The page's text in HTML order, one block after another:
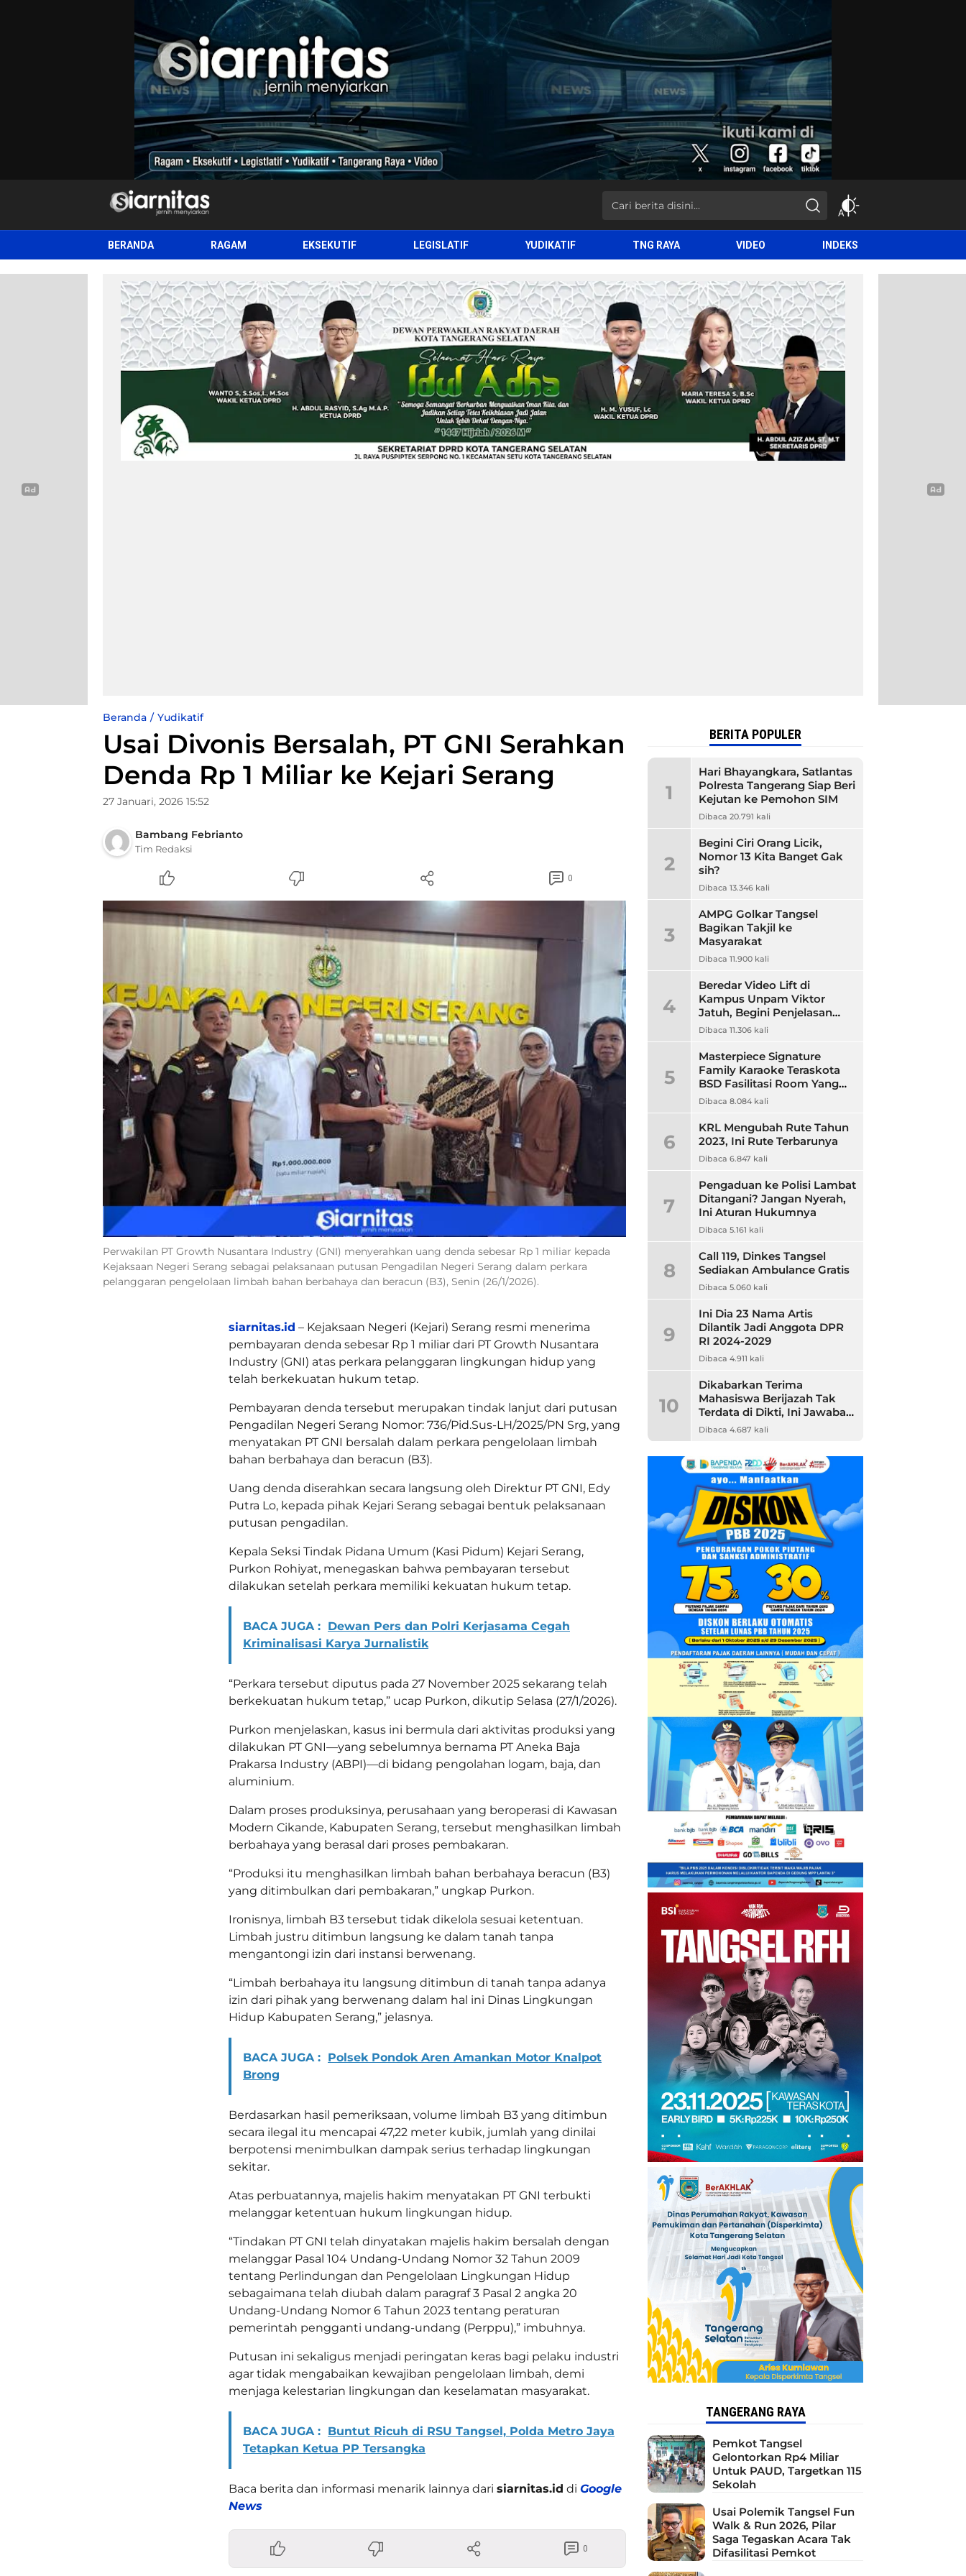
siarnitas
Jernih Menyiarkan
BERANDA RAGAM EKSEKUTIF LEGISLATIF YUDIKATIF TNG RAYA VIDEO INDEKS
Beranda Yudikatif
Usai Divonis Bersalah, PT GNI Serahkan
Denda Rp 1 Miliar ke Kejari Serang
27 Januari, 2026 15:52
Bambang Febrianto
Tim Redaksi
0
Perwakilan PT Growth Nusantara Industry (GNI) menyerahkan uang denda sebesar Rp 1 miliar kepada
Kejaksaan Negeri Serang sebagai pelaksanaan putusan Pengadilan Negeri Serang dalam perkara
pelanggaran pengelolaan limbah bahan berbahaya dan beracun (B3), Senin (26/1/2026).
siarnitas.id – Kejaksaan Negeri (Kejari) Serang resmi menerima
pembayaran denda sebesar Rp 1 miliar dari PT Growth Nusantara
Industry (GNI) atas perkara pelanggaran lingkungan hidup yang
telah berkekuatan hukum tetap.
Pembayaran denda tersebut merupakan tindak lanjut dari putusan
Pengadilan Negeri Serang Nomor: 736/Pid.Sus-LH/2025/PN Srg, yang
menyatakan PT GNI bersalah dalam perkara pengelolaan limbah
bahan berbahaya dan beracun (B3).
Uang denda diserahkan secara langsung oleh Direktur PT GNI, Edy
Putra Lo, kepada pihak Kejari Serang sebagai bentuk pelaksanaan
putusan pengadilan.
Kepala Seksi Tindak Pidana Umum (Kasi Pidum) Kejari Serang,
Purkon Rohiyat, menegaskan bahwa pembayaran tersebut
dilakukan setelah perkara memiliki kekuatan hukum tetap.
BACA JUGA : Dewan Pers dan Polri Kerjasama Cegah
Kriminalisasi Karya Jurnalistik
“Perkara tersebut diputus pada 27 November 2025 sekarang telah
berkekuatan hukum tetap,” ucap Purkon, dikutip Selasa (27/1/2026).
Purkon menjelaskan, kasus ini bermula dari aktivitas produksi yang
dilakukan PT GNI—yang sebelumnya bernama PT Aneka Baja
Prakarsa Industry (ABPI)—di bidang pengolahan logam, baja, dan
aluminium.
Dalam proses produksinya, perusahaan yang beroperasi di Kawasan
Modern Cikande, Kabupaten Serang, tersebut menghasilkan limbah
berbahaya yang berasal dari proses pembakaran.
“Produksi itu menghasilkan limbah bahan berbahaya beracun (B3)
yang ditimbulkan dari pembakaran,” ungkap Purkon.
Ironisnya, limbah B3 tersebut tidak dikelola sesuai ketentuan.
Limbah justru ditimbun langsung ke dalam tanah tanpa
mengantongi izin dari instansi berwenang.
“Limbah berbahaya itu langsung ditimbun di tanah tanpa adanya
izin dari pihak yang berwenang dalam hal ini Dinas Lingkungan
Hidup Kabupaten Serang,” jelasnya.
BACA JUGA : Polsek Pondok Aren Amankan Motor Knalpot
Brong
Berdasarkan hasil pemeriksaan, volume limbah B3 yang ditimbun
secara ilegal itu mencapai 47,22 meter kubik, jumlah yang dinilai
berpotensi menimbulkan dampak serius terhadap lingkungan
sekitar.
Atas perbuatannya, majelis hakim menyatakan PT GNI terbukti
melanggar ketentuan hukum lingkungan hidup.
“Tindakan PT GNI telah dinyatakan majelis hakim bersalah dengan
melanggar Pasal 104 Undang-Undang Nomor 32 Tahun 2009
tentang Perlindungan dan Pengelolaan Lingkungan Hidup
sebagaimana telah diubah dalam paragraf 3 Pasal 2 angka 20
Undang-Undang Nomor 6 Tahun 2023 tentang peraturan
pemerintah pengganti undang-undang (Perppu),” imbuhnya.
Putusan ini sekaligus menjadi peringatan keras bagi pelaku industri
agar tidak mengabaikan kewajiban pengelolaan limbah, demi
menjaga kelestarian lingkungan dan keselamatan masyarakat.
BACA JUGA : Buntut Ricuh di RSU Tangsel, Polda Metro Jaya
Tetapkan Ketua PP Tersangka
Baca berita dan informasi menarik lainnya dari siarnitas.id di Google
News
0
BERITA POPULER
1
Hari Bhayangkara, Satlantas
Polresta Tangerang Siap Beri
Kejutan ke Pemohon SIM
Dibaca 20.791 kali
2
Begini Ciri Orang Licik,
Nomor 13 Kita Banget Gak
sih?
Dibaca 13.346 kali
3
AMPG Golkar Tangsel
Bagikan Takjil ke
Masyarakat
Dibaca 11.900 kali
4
Beredar Video Lift di
Kampus Unpam Viktor
Jatuh, Begini Penjelasan
Rektor Unpam
Dibaca 11.306 kali
5
Masterpiece Signature
Family Karaoke Teraskota
BSD Fasilitasi Room Yang
Nyaman dan Harga
Dibaca 8.084 kali
6
KRL Mengubah Rute Tahun
2023, Ini Rute Terbarunya
Dibaca 6.847 kali
7
Pengaduan ke Polisi Lambat
Ditangani? Jangan Nyerah,
Ini Aturan Hukumnya
Dibaca 5.161 kali
8
Call 119, Dinkes Tangsel
Sediakan Ambulance Gratis
Dibaca 5.060 kali
9
Ini Dia 23 Nama Artis
Dilantik Jadi Anggota DPR
RI 2024-2029
Dibaca 4.911 kali
10
Dikabarkan Terima
Mahasiswa Berijazah Tak
Terdata di Dikti, Ini Jawaban
Unpam
Dibaca 4.687 kali
TANGERANG RAYA
Pemkot Tangsel
Gelontorkan Rp4 Miliar
Untuk PAUD, Targetkan 115
Sekolah
Usai Polemik Tangsel Fun
Walk & Run 2026, Pilar
Saga Tegaskan Acara Tak
Difasilitasi Pemkot